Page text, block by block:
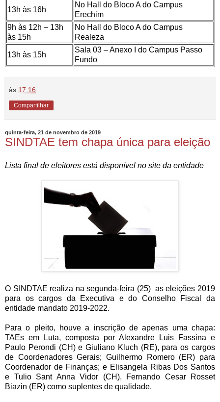
13h às 16h
No Hall do Bloco A do Campus
Erechim
9h às 12h – 13h
às 15h
No Hall do Bloco A do Campus
Realeza
13h às 15h
Sala 03 – Anexo I do Campus Passo
Fundo
às 17:16
Compartilhar
quinta-feira, 21 de novembro de 2019
SINDTAE tem chapa única para eleição
Lista final de eleitores está disponível no site da entidade
O SINDTAE realiza na segunda-feira (25) as eleições 2019
para os cargos da Executiva e do Conselho Fiscal da
entidade mandato 2019-2022.
Para o pleito, houve a inscrição de apenas uma chapa:
TAEs em Luta, composta por Alexandre Luis Fassina e
Paulo Perondi (CH) e Giuliano Kluch (RE), para os cargos
de Coordenadores Gerais; Guilhermo Romero (ER) para
Coordenador de Finanças; e Elisangela Ribas Dos Santos
e Tulio Sant Anna Vidor (CH), Fernando Cesar Rosset
Biazin (ER) como suplentes de qualidade.